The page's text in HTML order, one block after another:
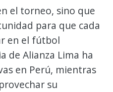
el torneo, sino que
para que cada
en el fútbol
de Alianza Lima ha
en Perú, mientras
su